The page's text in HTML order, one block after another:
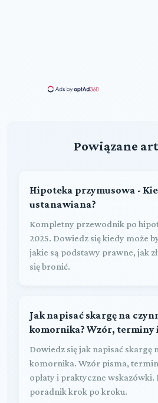
Powiązane
Hipoteka przymusowa -
ustanawiana?
Kompletny przewodnik po
2025. Dowiedz się kiedy może
jakie są podstawy prawne, jak
się bronić.
Jak napisać skargę na
komornika? Wzór, terminy
Dowiedz się jak napisać skargę
komornika. Wzór pisma,
opłaty i praktyczne
poradnik krok po kroku.